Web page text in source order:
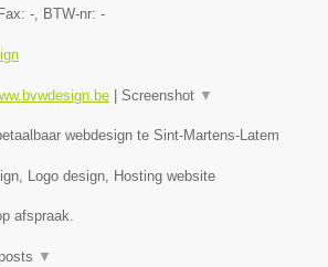
-, BTW-nr: -
Screenshot ▼
webdesign te Sint-Martens-Latem
Logo design, Hosting website
afspraak.
▼